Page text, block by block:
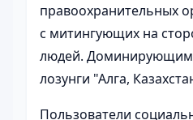
правоохранительных
с митингующих на
людей.
лозунги "Алга,
Пользователи